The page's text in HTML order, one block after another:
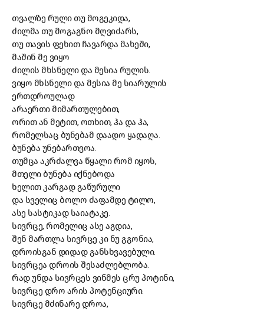
თვალზე რული თუ მოგეკიდა,
ძილმა თუ მოგაგნო მღვიძარს,
თუ თავის ფეხით ჩავარდა მახეში,
მაშინ მე ვიყო
ძილის მხსნელი და მესია რულის.
ვიყო მხსნელი და მესია მე სიარულის
ერთდროულად
არაერთი მიმართულებით,
ორით ან მეტით, ოთხით, ჰა და ჰა,
რომელსაც ბუნებამ დაადო ყადაღა.
ბუნება უნებართვოა.
თუმცა აკრძალვა წყალი რომ იყოს,
მთელი ბუნება იქნებოდა
ხელით კარგად გაწურული
და სველიც ბოლო ძაფამდე ტილო,
ასე სასტიკად საიატაკე.
სივრცე, რომელიც ასე აგდია,
შენ მართლა სივრცე კი ნუ გგონია,
დროისგან დიდად განსხვავებული.
სივრცეა დროის შესაძლებლობა.
რად უნდა სივრცეს ვინმეს ცრუ პოტინი,
სივრცე დრო არის პოტენციური.
სივრცე მძინარე დროა,